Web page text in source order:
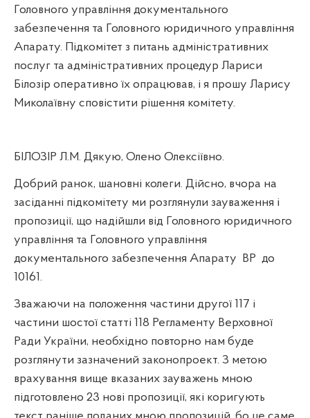
Головного управління документального
забезпечення та Головного юридичного управління
Апарату. Підкомітет з питань адміністративних
послуг та адміністративних процедур Лариси
Білозір оперативно їх опрацював, і я прошу Ларису
Миколаївну сповістити рішення комітету.
БІЛОЗІР Л.М. Дякую, Олено Олексіївно.
Добрий ранок, шановні колеги. Дійсно, вчора на
засіданні підкомітету ми розглянули зауваження і
пропозиції, що надійшли від Головного юридичного
управління та Головного управління
документального забезпечення Апарату
ВР до
10161.
Зважаючи на положення частини другої 117 і
частини шостої статті 118 Регламенту Верховної
Ради України, необхідно повторно нам буде
розглянути зазначений законопроект. З метою
врахування вище вказаних зауважень мною
підготовлено 23 нові пропозиції, які коригують